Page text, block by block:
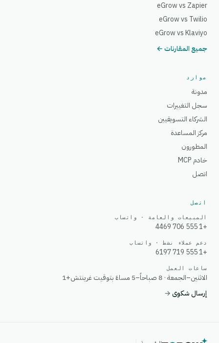
eGrow vs Zapier
eGrow vs Twilio
eGrow vs Klaviyo
جميع المقارنات ←
موارد
مدونة
سجل التغييرات
الشركاء التسويقيين
مركز المساعدة
المطورون
خادم MCP
اتصل
اتصل
المبيعات والعامة · واتساب
+1 555 706 4469
دعم عملاء نشط · واتساب
+1 555 719 6197
ساعات العمل
الاثنين–الجمعة · 8 صباحاً–5 مساءً بتوقيت غرينتش+1
إرسال شكوى→